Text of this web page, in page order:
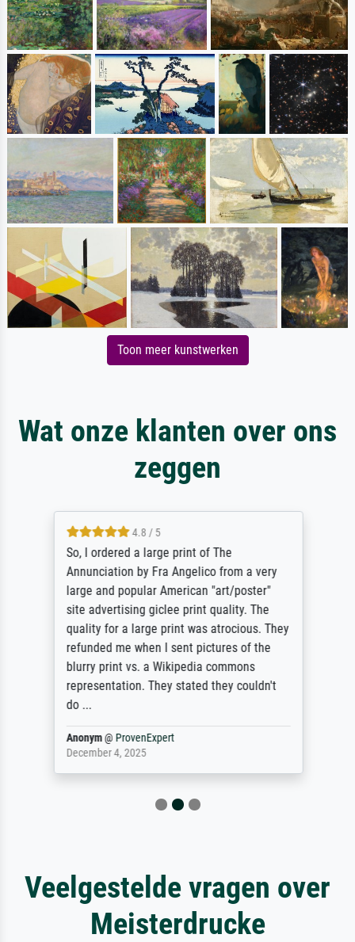
Toon meer kunstwerken
Wat onze klanten over ons
zeggen
4.8 / 5
So, I ordered a large print of The
Annunciation by Fra Angelico from a very
large and popular American "art/poster"
site advertising giclee print quality. The
quality for a large print was atrocious. They
refunded me when I sent pictures of the
blurry print vs. a Wikipedia commons
representation. They stated they couldn't
do ...
Anonym@ ProvenExpert
December 4, 2025
Veelgestelde vragen over
Meisterdrucke